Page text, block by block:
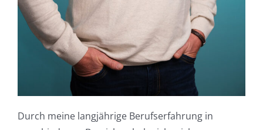
Durch meine langjährige Berufserfahrung in